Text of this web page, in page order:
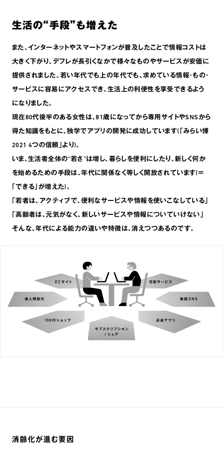
生活の“手段”も増えた
また､インターネットやスマートフォンが普及したことで情報コストは
大きく下がり､デフレが長引くなかで様々なものやサービスが安価に
提供されました。若い年代でも上の年代でも､求めている情報･もの･
サービスに容易にアクセスでき､生活上の利便性を享受できるよう
になりました。
現在80代後半のある女性は､81歳になってから専用サイトやSNSから
得た知識をもとに､独学でアプリの開発に成功しています(｢みらい博
2021 4つの信頼｣より)。
いま､生活者全体の“若さ”は増し､暮らしを便利にしたり､新しく何か
を始めるための手段は､年代に関係なく等しく開放されています(＝
｢できる｣が増えた)。
｢若者は､アクティブで､便利なサービスや情報を使いこなしている｣
｢高齢者は､元気がなく､新しいサービスや情報についていけない｣
そんな､年代による能力の違いや特徴は､消えつつあるのです。